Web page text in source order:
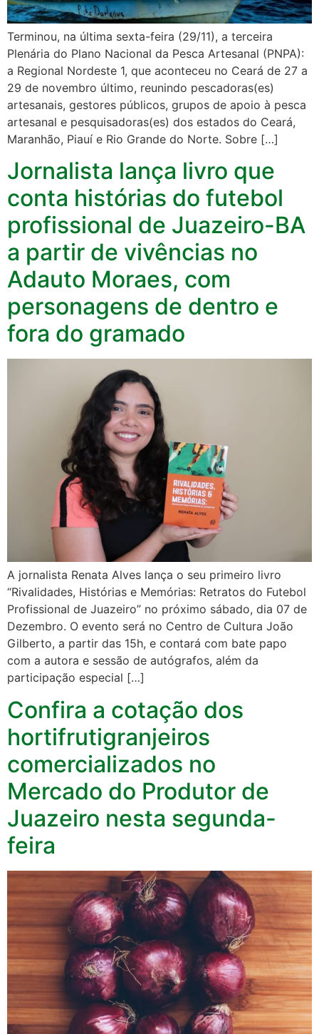
Terminou, na última sexta-feira (29/11), a terceira
Plenária do Plano Nacional da Pesca Artesanal (PNPA):
a Regional Nordeste 1, que aconteceu no Ceará de 27 a
29 de novembro último, reunindo pescadoras(es)
artesanais, gestores públicos, grupos de apoio à pesca
artesanal e pesquisadoras(es) dos estados do Ceará,
Maranhão, Piauí e Rio Grande do Norte. Sobre […]
Jornalista lança livro que
conta histórias do futebol
profissional de Juazeiro-BA
a partir de vivências no
Adauto Moraes, com
personagens de dentro e
fora do gramado
A jornalista Renata Alves lança o seu primeiro livro
“Rivalidades, Histórias e Memórias: Retratos do Futebol
Profissional de Juazeiro” no próximo sábado, dia 07 de
Dezembro. O evento será no Centro de Cultura João
Gilberto, a partir das 15h, e contará com bate papo
com a autora e sessão de autógrafos, além da
participação especial […]
Confira a cotação dos
hortifrutigranjeiros
comercializados no
Mercado do Produtor de
Juazeiro nesta segunda-
feira